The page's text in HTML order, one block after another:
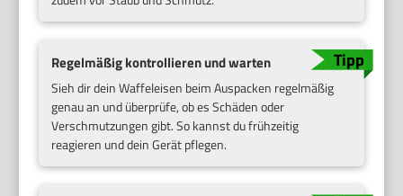
Regelmäßig kontrollieren und warten
Sieh dir dein Waffeleisen beim Auspacken regelmäßig
genau an und überprüfe, ob es Schäden oder
Verschmutzungen gibt. So kannst du frühzeitig
reagieren und dein Gerät pflegen.